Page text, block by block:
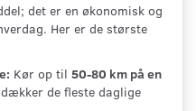
det er en økonomisk og
Her er de største
Kør op til 50-80 km på en
de fleste daglige